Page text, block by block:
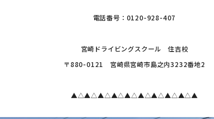
電話番号：0120-928-407
宮崎ドライビングスクール 住吉校
〒880-0121 宮崎県宮崎市島之内3232番地2
▲△▲△▲△▲△▲△▲△▲△▲△▲△▲